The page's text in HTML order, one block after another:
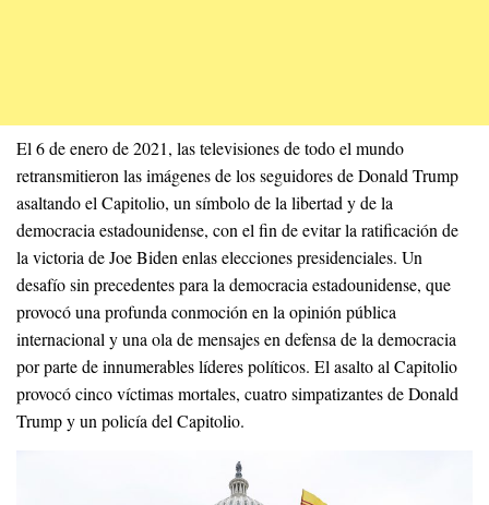
El 6 de enero de 2021, las televisiones de todo el mundo
retransmitieron las imágenes de los seguidores de Donald Trump
asaltando el Capitolio, un símbolo de la libertad y de la
democracia estadounidense, con el fin de evitar la ratificación de
la victoria de Joe Biden enlas elecciones presidenciales. Un
desafío sin precedentes para la democracia estadounidense, que
provocó una profunda conmoción en la opinión pública
internacional y una ola de mensajes en defensa de la democracia
por parte de innumerables líderes políticos. El asalto al Capitolio
provocó cinco víctimas mortales, cuatro simpatizantes de Donald
Trump y un policía del Capitolio.